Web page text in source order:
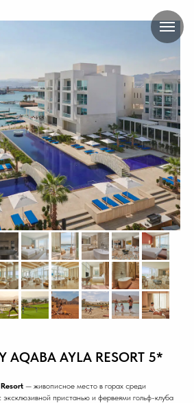
AQABA AYLA RESORT 5*
— живописное место в горах среди
эксклюзивной пристанью и фервеями гольф-клуба